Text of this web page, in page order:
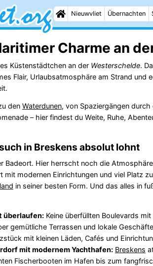
Nieuwvliet Übernachten
Charme an
Küstenstädtchen an der Westerschelde.
Flair, Urlaubsatmosphäre am Strand und
den Waterdunen, von Spaziergängen durch
– hier findest du Weite, Ruhe,
in Breskens absolut lohnt
Badeort. Hier herrscht noch die
mit modernen Einrichtungen und viel Platz
in seiner besten Form. Und das alles in
überlaufen:Keine überfüllten Boulevards mit
gemütliche Terrassen und lokale
mit kleinen Läden, Cafés und
mit modernem Yachthafen: Breskens
Fischerbooten im Hafen bis zum